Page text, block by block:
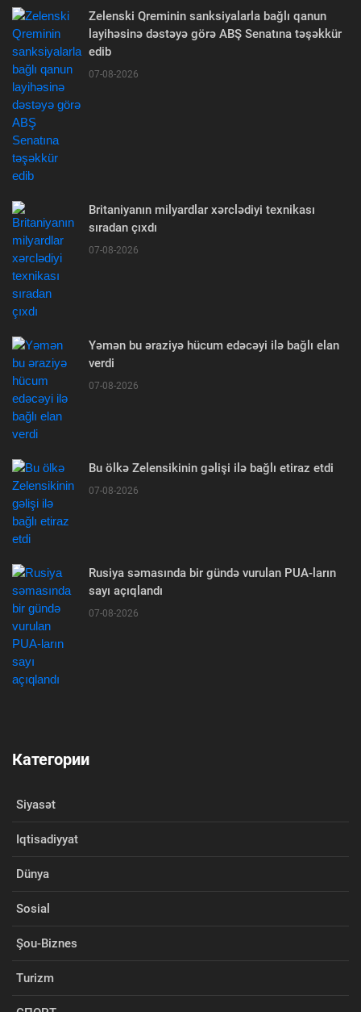
Zelenski Qreminin sanksiyalarla bağlı qanun
layihəsinə dəstəyə görə ABŞ Senatına təşəkkür
edib
07-08-2026
Britaniyanın milyardlar xərclədiyi texnikası
sıradan çıxdı
07-08-2026
Yəmən bu əraziyə hücum edəcəyi ilə bağlı elan
verdi
07-08-2026
Bu ölkə Zelensikinin gəlişi ilə bağlı etiraz etdi
07-08-2026
Rusiya səmasında bir gündə vurulan PUA-ların
sayı açıqlandı
07-08-2026
Категории
Siyasət
Iqtisadiyyat
Dünya
Sosial
Şou-Biznes
Turizm